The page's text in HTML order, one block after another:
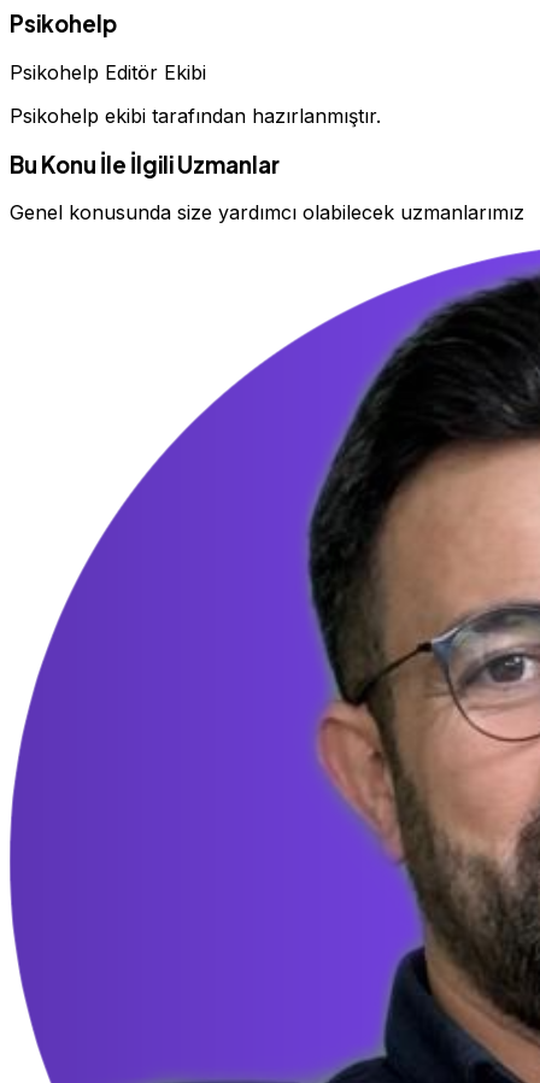
Psikohelp
Psikohelp Editör Ekibi
Psikohelp ekibi tarafından hazırlanmıştır.
Bu Konu İle İlgili Uzmanlar
Genel konusunda size yardımcı olabilecek uzmanlarımız